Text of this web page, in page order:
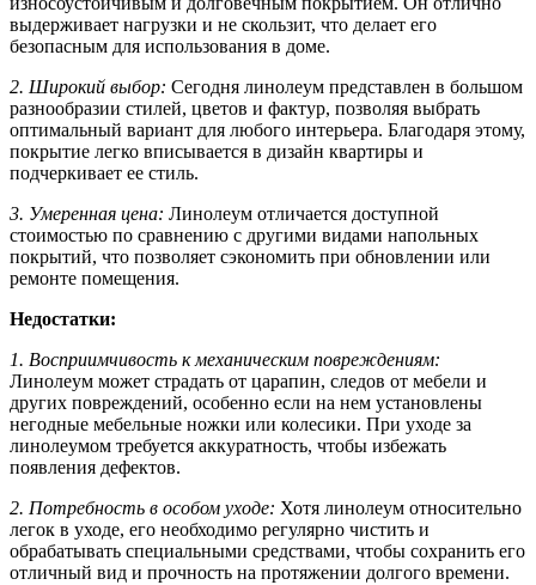
выдерживает нагрузки и не скользит, что делает его
безопасным для использования в доме.
2. Широкий выбор: Сегодня линолеум представлен в большом
разнообразии стилей, цветов и фактур, позволяя выбрать
оптимальный вариант для любого интерьера. Благодаря этому,
покрытие легко вписывается в дизайн квартиры и
подчеркивает ее стиль.
3. Умеренная цена: Линолеум отличается доступной
стоимостью по сравнению с другими видами напольных
покрытий, что позволяет сэкономить при обновлении или
ремонте помещения.
Недостатки:
1. Восприимчивость к механическим повреждениям:
Линолеум может страдать от царапин, следов от мебели и
других повреждений, особенно если на нем установлены
негодные мебельные ножки или колесики. При уходе за
линолеумом требуется аккуратность, чтобы избежать
появления дефектов.
2. Потребность в особом уходе: Хотя линолеум относительно
легок в уходе, его необходимо регулярно чистить и
обрабатывать специальными средствами, чтобы сохранить его
отличный вид и прочность на протяжении долгого времени.